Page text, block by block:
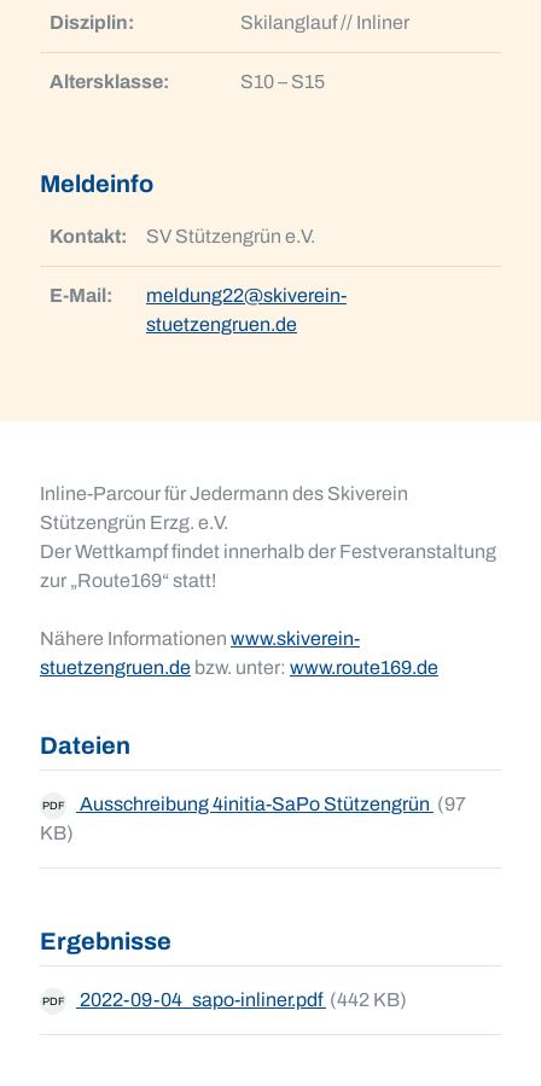
Disziplin: Skilanglauf // Inliner
Altersklasse: S10 – S15
Meldeinfo
Kontakt: SV Stützengrün e.V.
E-Mail:
meldung22@skiverein-
stuetzengruen.de
Inline-Parcour für Jedermann des Skiverein
Stützengrün Erzg. e.V.
Der Wettkampf findet innerhalb der Festveranstaltung
zur „Route169“ statt!
Nähere Informationen www.skiverein-
stuetzengruen.debzw. unter: www.route169.de
Dateien
PDF Ausschreibung 4initia-SaPo Stützengrün (97
KB)
Ergebnisse
PDF 2022-09-04_sapo-inliner.pdf (442 KB)